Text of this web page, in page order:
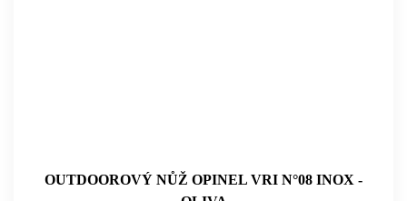
OUTDOOROVÝ NŮŽ OPINEL VRI N°08 INOX -